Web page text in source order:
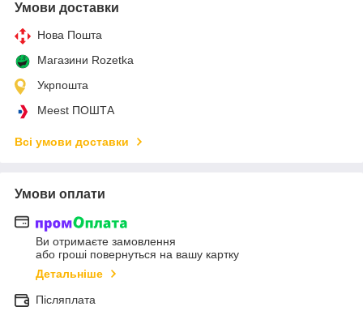
Умови доставки
Нова Пошта
Магазини Rozetka
Укрпошта
Meest ПОШТА
Всі умови доставки
Умови оплати
Ви отримаєте замовлення
або гроші повернуться на вашу картку
Детальніше
Післяплата